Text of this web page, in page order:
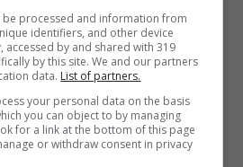
il budget da inserire
ammonta tutto ciò?
processed and information from
identifiers, and other device
accessed by and shared with 319
by this site. We and our partners
data. List of partners.
your personal data on the basis
you can object to by managing
for a link at the bottom of this page
or withdraw consent in privacy